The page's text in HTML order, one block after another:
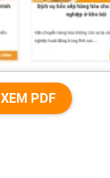
XEM PDF